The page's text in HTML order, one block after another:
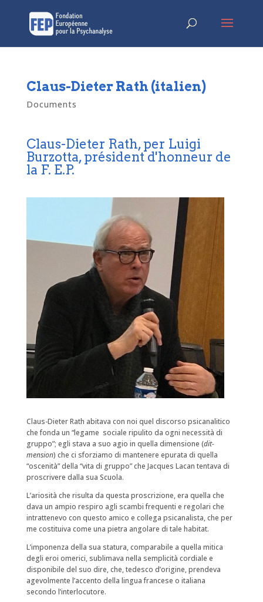
Claus-Dieter Rath (italien)
Documents
Claus-Dieter Rath, per Luigi
Burzotta, président d'honneur de
la F. E.P.
Claus-Dieter Rath abitava con noi quel discorso psicanalitico
che fonda un “legame sociale ripulito da ogni necessità di
gruppo”; egli stava a suo agio in quella dimensione (dit-
mension) che ci sforziamo di mantenere epurata di quella
“oscenità” della “vita di gruppo” che Jacques Lacan tentava di
proscrivere dalla sua Scuola.
L’ariosità che risulta da questa proscrizione, era quella che
dava un ampio respiro agli scambi frequenti e regolari che
intrattenevo con questo amico e collega psicanalista, che per
me costituiva come una pietra angolare di tale habitat.
L’imponenza della sua statura, comparabile a quella mitica
degli eroi omerici, sublimava nella semplicità cordiale e
disponibile del suo dire, che, tedesco d’origine, prendeva
agevolmente l’accento della lingua francese o italiana
secondo l’interlocutore.